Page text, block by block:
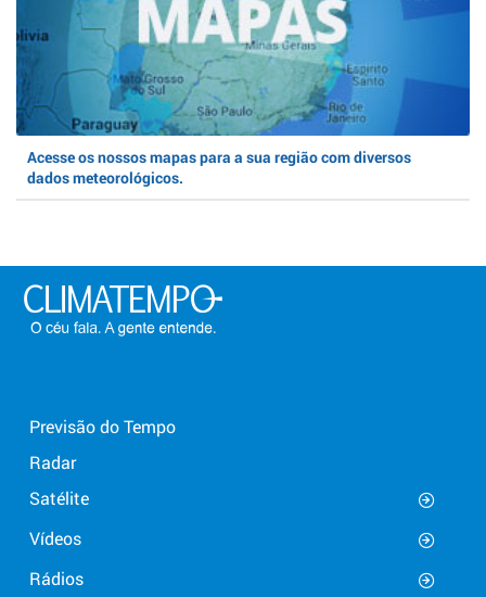
Acesse os nossos mapas para a sua região com diversos
dados meteorológicos.
Previsão do Tempo
Radar
Satélite
Vídeos
Rádios